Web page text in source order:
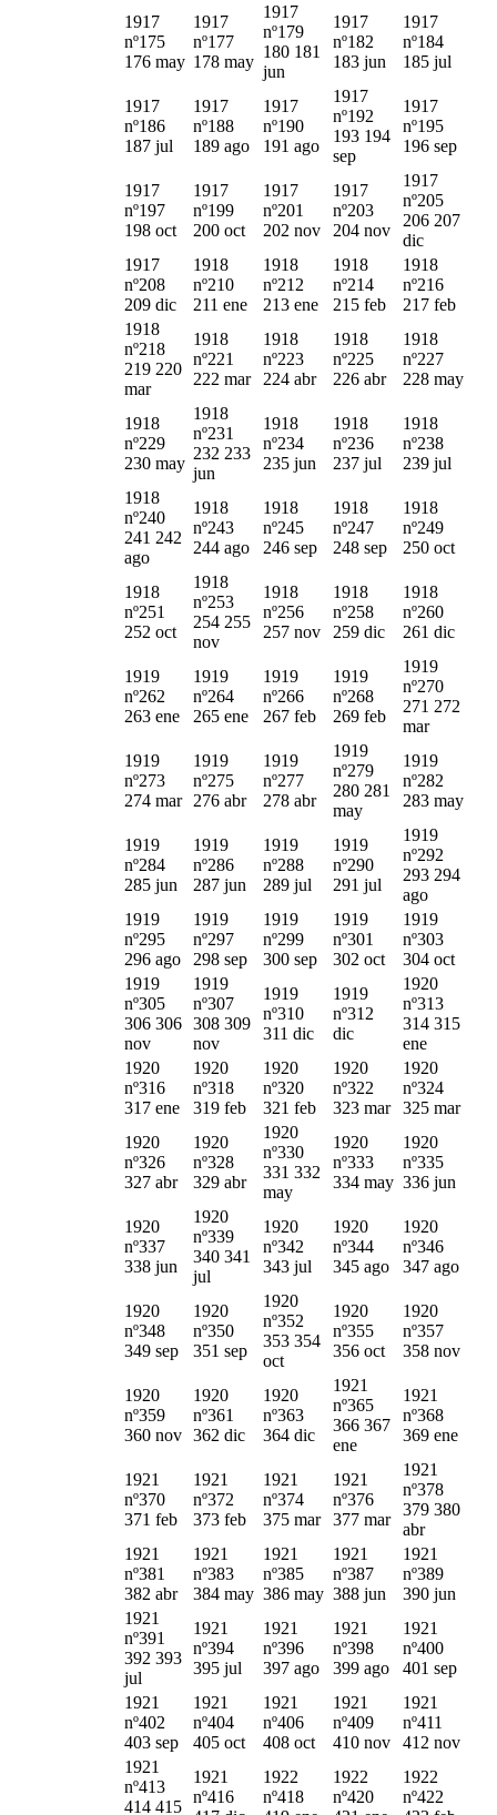
1917
nº175
176 may
1917
nº177
178 may
1917
nº179
180 181
jun
1917
nº182
183 jun
1917
nº184
185 jul
1917
nº186
187 jul
1917
nº188
189 ago
1917
nº190
191 ago
1917
nº192
193 194
sep
1917
nº195
196 sep
1917
nº197
198 oct
1917
nº199
200 oct
1917
nº201
202 nov
1917
nº203
204 nov
1917
nº205
206 207
dic
1917
nº208
209 dic
1918
nº210
211 ene
1918
nº212
213 ene
1918
nº214
215 feb
1918
nº216
217 feb
1918
nº218
219 220
mar
1918
nº221
222 mar
1918
nº223
224 abr
1918
nº225
226 abr
1918
nº227
228 may
1918
nº229
230 may
1918
nº231
232 233
jun
1918
nº234
235 jun
1918
nº236
237 jul
1918
nº238
239 jul
1918
nº240
241 242
ago
1918
nº243
244 ago
1918
nº245
246 sep
1918
nº247
248 sep
1918
nº249
250 oct
1918
nº251
252 oct
1918
nº253
254 255
nov
1918
nº256
257 nov
1918
nº258
259 dic
1918
nº260
261 dic
1919
nº262
263 ene
1919
nº264
265 ene
1919
nº266
267 feb
1919
nº268
269 feb
1919
nº270
271 272
mar
1919
nº273
274 mar
1919
nº275
276 abr
1919
nº277
278 abr
1919
nº279
280 281
may
1919
nº282
283 may
1919
nº284
285 jun
1919
nº286
287 jun
1919
nº288
289 jul
1919
nº290
291 jul
1919
nº292
293 294
ago
1919
nº295
296 ago
1919
nº297
298 sep
1919
nº299
300 sep
1919
nº301
302 oct
1919
nº303
304 oct
1919
nº305
306 306
nov
1919
nº307
308 309
nov
1919
nº310
311 dic
1919
nº312
dic
1920
nº313
314 315
ene
1920
nº316
317 ene
1920
nº318
319 feb
1920
nº320
321 feb
1920
nº322
323 mar
1920
nº324
325 mar
1920
nº326
327 abr
1920
nº328
329 abr
1920
nº330
331 332
may
1920
nº333
334 may
1920
nº335
336 jun
1920
nº337
338 jun
1920
nº339
340 341
jul
1920
nº342
343 jul
1920
nº344
345 ago
1920
nº346
347 ago
1920
nº348
349 sep
1920
nº350
351 sep
1920
nº352
353 354
oct
1920
nº355
356 oct
1920
nº357
358 nov
1920
nº359
360 nov
1920
nº361
362 dic
1920
nº363
364 dic
1921
nº365
366 367
ene
1921
nº368
369 ene
1921
nº370
371 feb
1921
nº372
373 feb
1921
nº374
375 mar
1921
nº376
377 mar
1921
nº378
379 380
abr
1921
nº381
382 abr
1921
nº383
384 may
1921
nº385
386 may
1921
nº387
388 jun
1921
nº389
390 jun
1921
nº391
392 393
jul
1921
nº394
395 jul
1921
nº396
397 ago
1921
nº398
399 ago
1921
nº400
401 sep
1921
nº402
403 sep
1921
nº404
405 oct
1921
nº406
408 oct
1921
nº409
410 nov
1921
nº411
412 nov
1921
nº413
414 415
1921
nº416
1922
nº418
1922
nº420
1922
nº422